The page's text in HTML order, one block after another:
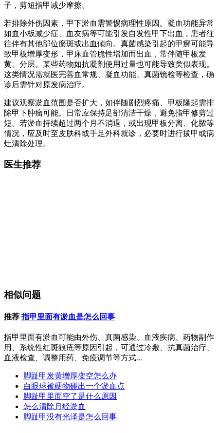
子，剪短指甲减少摩擦。
若排除外伤因素，甲下淤血需警惕病理性原因。凝血功能异常
如血小板减少症、血友病等可能引发自发性甲下出血，患者往
往伴有其他部位瘀斑或出血倾向。真菌感染引起的甲癣可能导
致甲板增厚变形，甲床血管脆性增加而出血，常伴随甲板发
黄、分层。某些药物如抗凝剂使用过量也可能导致类似表现。
这类情况需就医完善血常规、凝血功能、真菌镜检等检查，确
诊后需针对原发病治疗。
建议观察淤血范围是否扩大，如伴随剧烈疼痛、甲板隆起需排
除甲下肿瘤可能。日常应保持足部清洁干燥，避免指甲修剪过
短。若淤血持续超过两个月不消退，或出现甲板分离、化脓等
情况，应及时至皮肤科或手足外科就诊，必要时进行拔甲或病
灶清除处理。
医生推荐
相似问题
推荐 指甲里面有淤血是怎么回事
指甲里面有淤血可能由外伤、真菌感染、血液疾病、药物副作
用、系统性红斑狼疮等原因引起，可通过冷敷、抗真菌治疗、
血液检查、调整用药、免疫调节等方式...
脚趾甲发黄增厚变空怎么办
白眼球被硬物碰出一个淤血点
脚趾甲里面空了是什么原因
怎么清除月经淤血
脚趾甲没有光泽是怎么回事